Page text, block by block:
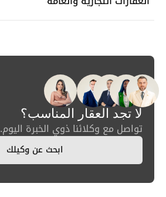
لا تجد العقار المناسب؟
تواصل مع وكلائنا ذوي الخبرة اليوم.
ابحث عن وكيلك